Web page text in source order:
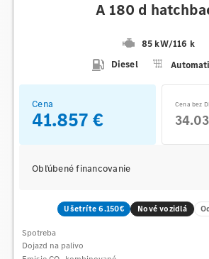
A 180 d
85 kW/116 k
Diesel
Cena
41.857 €
Cena bez
Obľúbené financovanie
Ušetríte 6.150€ Nové vozidlá
Spotreba
Dojazd na palivo